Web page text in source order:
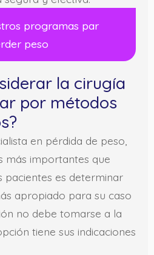
programas par
peso
la cirugía
por métodos
en pérdida de peso,
más importantes que
pacientes es determinar
apropiado para su caso
no debe tomarse a la
tiene sus indicaciones